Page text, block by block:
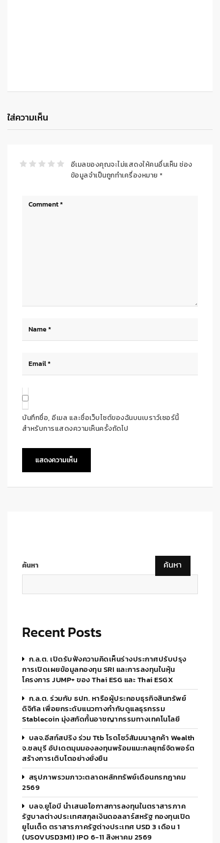
ใส่ความเห็น
อีเมลของคุณจะไม่แสดงให้คนอื่นเห็น ช่อง
ข้อมูลจำเป็นถูกทำเครื่องหมาย *
บันทึกชื่อ, อีเมล และชื่อเว็บไซต์ของฉันบนเบราว์เซอร์นี้
สำหรับการแสดงความเห็นครั้งถัดไป
ค้นหา ค้นหา
Recent Posts
ก.ล.ต. เปิดรับฟังความคิดเห็นร่างประกาศปรับปรุง
การเปิดเผยข้อมูลกองทุน SRI และการลงทุนในหุ้น
โครงการ JUMP+ ของ Thai ESG และ Thai ESGX
ก.ล.ต. ร่วมกับ ธปท. หารือผู้ประกอบธุรกิจสินทรัพย์
ดิจิทัล เพื่อยกระดับแนวทางกำกับดูแลธุรกรรม
Stablecoin มุ่งสกัดกั้นอาชญากรรมทางเทคโนโลยี
บลจ.อีสท์สปริง ร่วม Ttb โรดโชว์สัมมนาลูกค้า Wealth
จ.ชลบุรี อัปเดตมุมมองลงทุนพร้อมแนะกลยุทธ์จัดพอร์ต
สร้างการเติบโตอย่างยั่งยืน
สรุปภาพรวมภาวะตลาดหลักทรัพย์เดือนกรกฎาคม
2569
บลจ.ยูโอบี นำเสนอโอกาสการลงทุนในตราสารภาค
รัฐบาลต่างประเทศสกุลเงินดอลลาร์สหรัฐ กองทุนเปิด
ยูไนเต็ด ตราสารภาครัฐต่างประเทศ USD 3 เดือน 1
(USOVUSD3M1) IPO 6-11 สิงหาคม 2569